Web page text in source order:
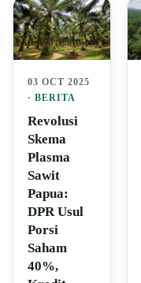
03 OCT 2025
· BERITA
Revolusi
Skema
Plasma
Sawit
Papua:
DPR Usul
Porsi
Saham
40%,